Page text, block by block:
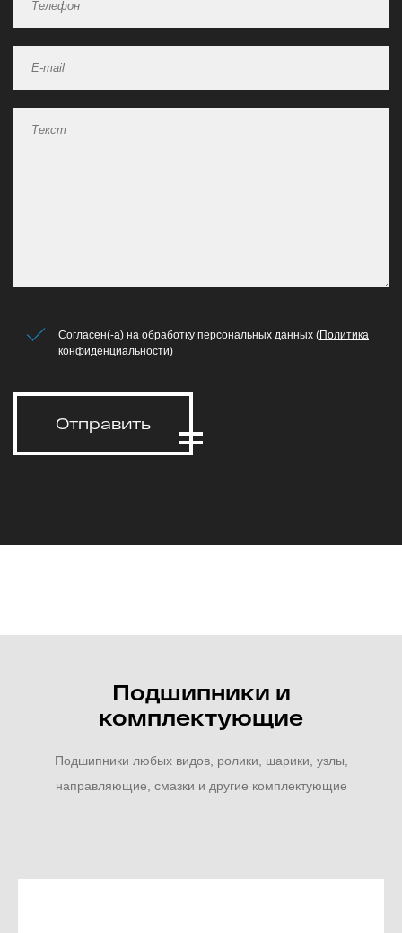
Согласен(-а) на обработку персональных данных (Политика
конфиденциальности)
Отправить
Подшипники и
комплектующие
Подшипники любых видов, ролики, шарики, узлы,
направляющие, смазки и другие комплектующие